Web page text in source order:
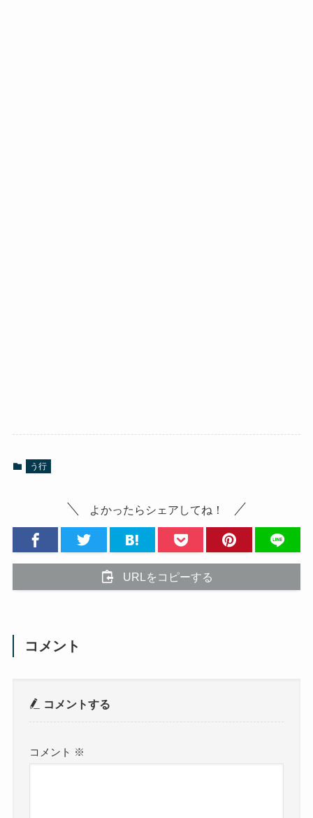
う行
よかったらシェアしてね！
URLをコピーする
コメント
コメントする
コメント ※